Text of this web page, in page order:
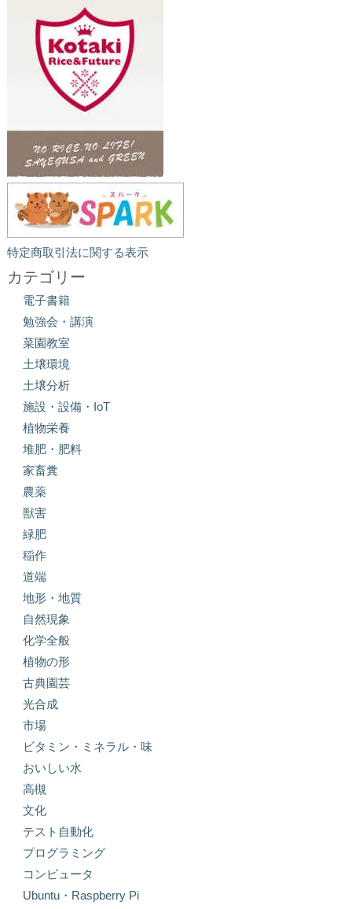
特定商取引法に関する表示
カテゴリー
電子書籍
勉強会・講演
菜園教室
土壌環境
土壌分析
施設・設備・IoT
植物栄養
堆肥・肥料
家畜糞
農薬
獣害
緑肥
稲作
道端
地形・地質
自然現象
化学全般
植物の形
古典園芸
光合成
市場
ビタミン・ミネラル・味
おいしい水
高槻
文化
テスト自動化
プログラミング
コンピュータ
Ubuntu・Raspberry Pi